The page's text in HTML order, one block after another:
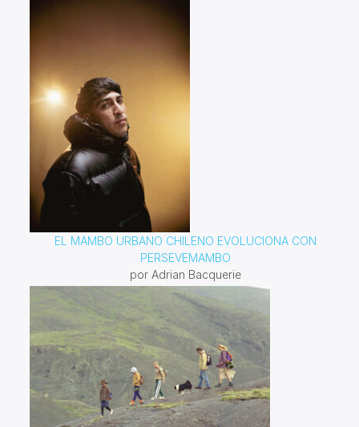
EL MAMBO URBANO CHILENO EVOLUCIONA CON
PERSEVEMAMBO
por Adrian Bacquerie